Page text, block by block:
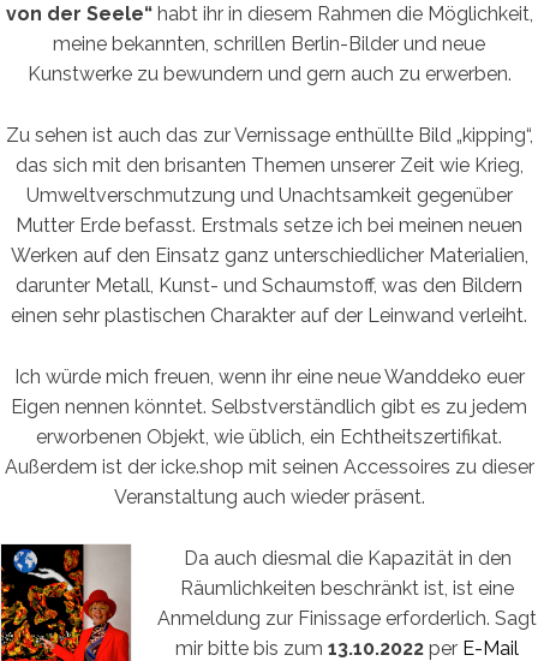
von der Seele“habt ihr in diesem Rahmen die Möglichkeit,
meine bekannten, schrillen Berlin-Bilder und neue
Kunstwerke zu bewundern und gern auch zu erwerben.
Zu sehen ist auch das zur Vernissage enthüllte Bild „kipping“,
das sich mit den brisanten Themen unserer Zeit wie Krieg,
Umweltverschmutzung und Unachtsamkeit gegenüber
Mutter Erde befasst. Erstmals setze ich bei meinen neuen
Werken auf den Einsatz ganz unterschiedlicher Materialien,
darunter Metall, Kunst- und Schaumstoff, was den Bildern
einen sehr plastischen Charakter auf der Leinwand verleiht.
Ich würde mich freuen, wenn ihr eine neue Wanddeko euer
Eigen nennen könntet. Selbstverständlich gibt es zu jedem
erworbenen Objekt, wie üblich, ein Echtheitszertifikat.
Außerdem ist der icke.shop mit seinen Accessoires zu dieser
Veranstaltung auch wieder präsent.
Da auch diesmal die Kapazität in den
Räumlichkeiten beschränkt ist, ist eine
Anmeldung zur Finissage erforderlich. Sagt
mir bitte bis zum 13.10.2022 per E-Mail